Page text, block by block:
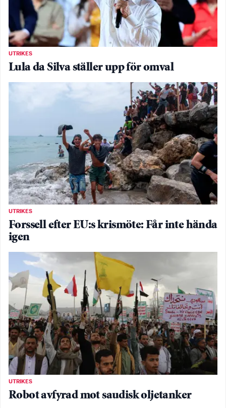
UTRIKES
Lula da Silva ställer upp för omval
UTRIKES
Forssell efter EU:s krismöte: Får inte hända
igen
UTRIKES
Robot avfyrad mot saudisk oljetanker